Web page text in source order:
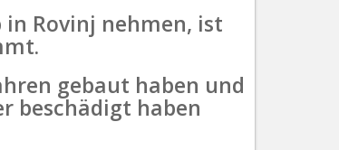
Rovinj nehmen, ist
gebaut haben und
beschädigt haben